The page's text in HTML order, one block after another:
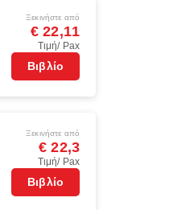
Ξεκινήστε από
€ 22,11
Τιμή/ Pax
Βιβλίο
Ξεκινήστε από
€ 22,3
Τιμή/ Pax
Βιβλίο